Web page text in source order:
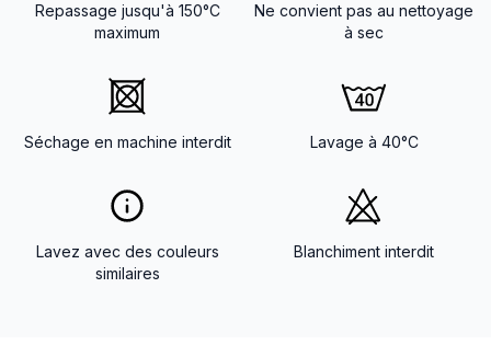
Repassage jusqu'à 150°C
maximum
Ne convient pas au nettoyage
à sec
Séchage en machine interdit Lavage à 40°C
Lavez avec des couleurs
similaires
Blanchiment interdit